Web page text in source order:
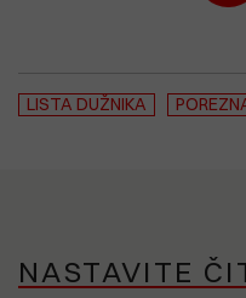
LISTA DUŽNIKA
NASTAVITE